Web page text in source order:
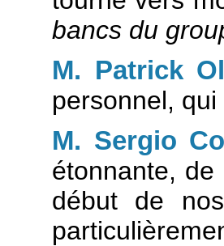
bancs du
M. Patrick
personnel,
M. Sergio
étonnante, de
début de